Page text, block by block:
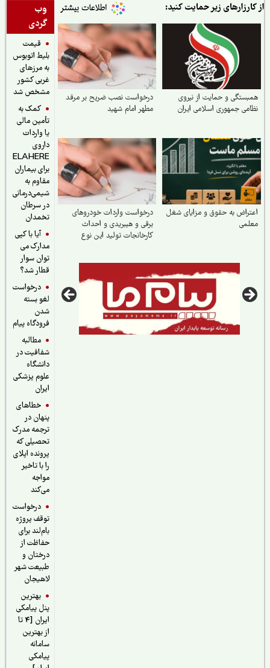
وب
گردی
قیمت
بلیط اتوبوس
به مرزهای
غربی کشور
مشخص شد
کمک به
تأمین مالی
یا واردات
داروی
ELAHERE
برای بیماران
مقاوم به
شیمی‌درمانی
در سرطان
تخمدان
آیا با کپی
مدارک می
توان سوار
قطار شد؟
درخواست
لغو بسته
فرودگاه پیام
مطالبه
شفافیت در
دانشگاه
علوم پزشکی
خطاهای
پنهان در
ترجمه مدرک
تحصیلی که
پرونده اپلای
را با تاخیر
درخواست
توقف پروژه
بام‌لند برای
حفاظت از
درختان و
طبیعت شهر
لاهیجان
بهترین
پنل پیامکی
ایران [4 تا
از بهترین
سامانه
پیامکی
زیر حمایت کنید:
و حمایت از نیروی
جمهوری اسلامی ایران
درخواست نصب ضریح بر مرقد
مطهر امام شهید
به حقوق و مزایای شغل
درخواست واردات خودروهای
برقی و هیبریدی و احداث
کارخانجات تولید این نوع